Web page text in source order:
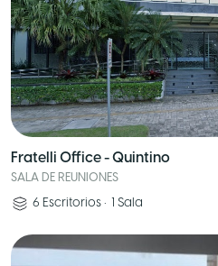
Fratelli Office - Quintino
SALA DE REUNIONES
6 Escritorios • 1 Sala